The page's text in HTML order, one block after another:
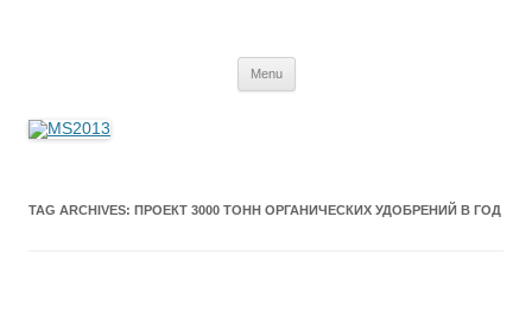
Menu
TAG ARCHIVES: ПРОЕКТ 3000 ТОНН ОРГАНИЧЕСКИХ УДОБРЕНИЙ В ГОД